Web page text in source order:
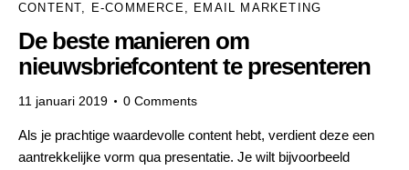
CONTENT, E-COMMERCE, EMAIL MARKETING
De beste manieren om
nieuwsbriefcontent te presenteren
11 januari 2019 0 Comments
Als je prachtige waardevolle content hebt, verdient deze een
aantrekkelijke vorm qua presentatie. Je wilt bijvoorbeeld